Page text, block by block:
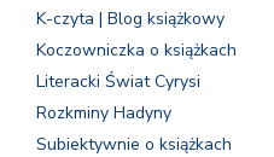
K-czyta | Blog książkowy
Koczowniczka o książkach
Literacki Świat Cyrysi
Rozkminy Hadyny
Subiektywnie o książkach